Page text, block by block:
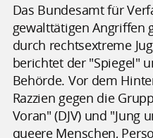
Das Bundesamt für
gewalttätigen Angriffen
durch rechtsextreme
berichtet der "Spiegel"
Behörde. Vor dem
Razzien gegen die
Voran" (DJV) und "Jung
queere Menschen,